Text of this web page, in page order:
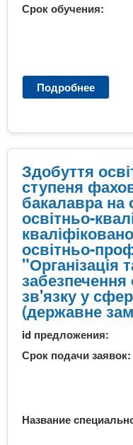
Срок обучения:
Подробнее
П
ж
е
ж
н
а
б
е
з
п
е
к
а
Здобуття
ступеня
бакалавра на
освітньо-
освітньо-
"Організація
зв'язку у
(державне
id предложения:
Срок подачи заявок:
Название